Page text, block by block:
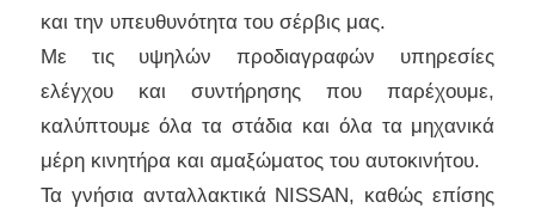
και την υπευθυνότητα του σέρβις μας.
Με τις υψηλών προδιαγραφών υπηρεσίες
ελέγχου και συντήρησης που παρέχουμε,
καλύπτουμε όλα τα στάδια και όλα τα μηχανικά
μέρη κινητήρα και αμαξώματος του αυτοκινήτου.
Τα γνήσια ανταλλακτικά NISSAN, καθώς επίσης